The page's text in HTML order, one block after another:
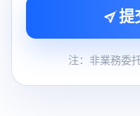
提
注：非業務委